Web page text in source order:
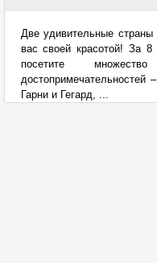
Две удивительные
вас своей красотой! За
посетите
Гарни и Гегард, ...